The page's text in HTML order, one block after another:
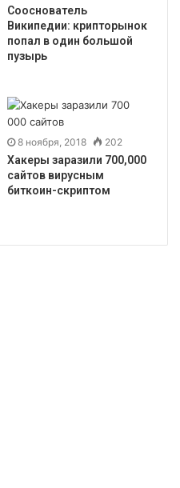
Сооснователь
Википедии: крипторынок
попал в один большой
пузырь
8 ноября, 2018 202
Хакеры заразили 700,000
сайтов вирусным
биткоин-скриптом